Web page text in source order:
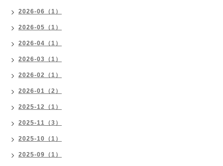
2026-06（1）
2026-05（1）
2026-04（1）
2026-03（1）
2026-02（1）
2026-01（2）
2025-12（1）
2025-11（3）
2025-10（1）
2025-09（1）